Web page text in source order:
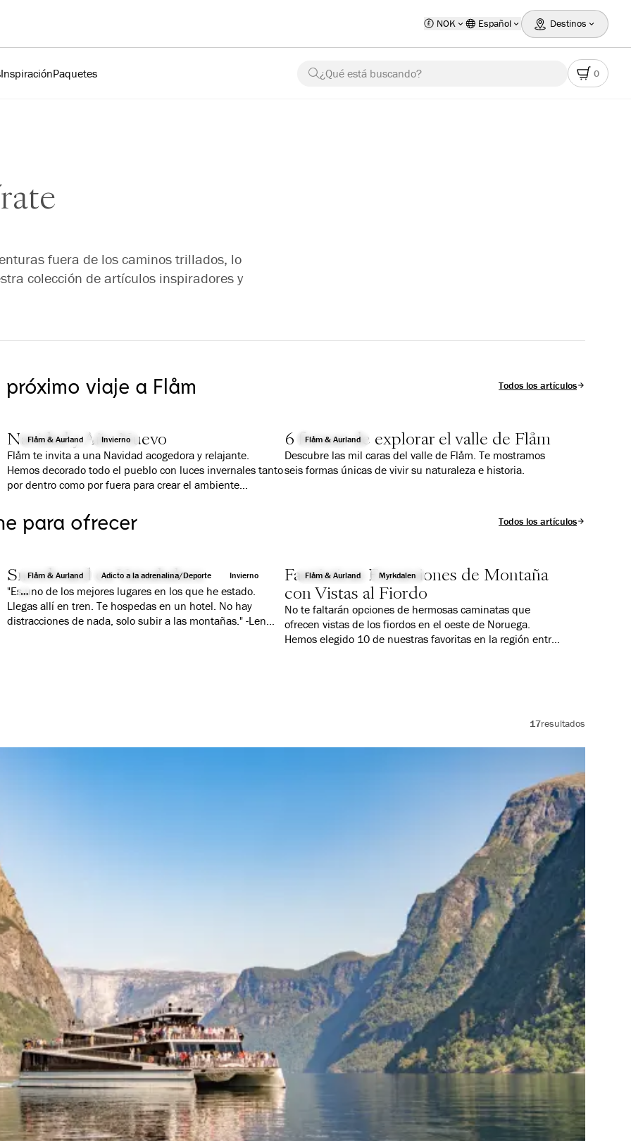
NOK Español Destinos
InspiraciónPaquetes ¿Qué está buscando? 0
fuera de los caminos trillados, lo
colección de artículos inspiradores y
viaje a Flåm Todos los artículos
Flåm & Aurland Invierno
Navidad y Año Nuevo
Flåm te invita a una Navidad acogedora y relajante.
Hemos decorado todo el pueblo con luces invernales tanto
por dentro como por fuera para crear el ambiente
para grandes y pequeños.
Flåm & Aurland
6 formas de explorar el valle de Flåm
Descubre las mil caras del valle de Flåm. Te mostramos
seis formas únicas de vivir su naturaleza e historia.
para ofrecer Todos los artículos
Flåm & Aurland Adicto a la adrenalina/Deporte Invierno
Snowboard en Vatnahalsen
"Es uno de los mejores lugares en los que he estado.
Llegas allí en tren. Te hospedas en un hotel. No hay
distracciones de nada, solo subir a las montañas." -Len
Flåm & Aurland Myrkdalen
Fantásticas Excursiones de Montaña
con Vistas al Fiordo
No te faltarán opciones de hermosas caminatas que
ofrecen vistas de los fiordos en el oeste de Noruega.
Hemos elegido 10 de nuestras favoritas en la región entre
17resultados